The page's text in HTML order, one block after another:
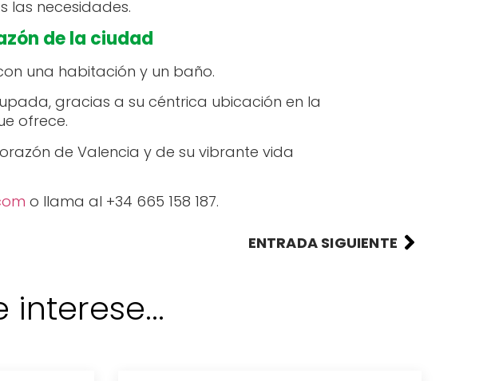
las necesidades.
de la ciudad
una habitación y un baño.
gracias a su céntrica ubicación en la
ofrece.
de Valencia y de su vibrante vida
o llama al +34 665 158 187.
ENTRADA SIGUIENTE